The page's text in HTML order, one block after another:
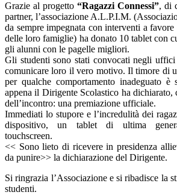
Grazie al progetto “Ragazzi Connessi”, di
partner, l’associazione A.L.P.I.M.
da sempre impegnata con interventi a
delle loro famiglie) ha donato 10 tablet con
gli alunni con le pagelle migliori.
Gli studenti sono stati convocati negli uffici
comunicare loro il vero motivo. Il timore di
per qualche comportamento inadeguato è
appena il Dirigente Scolastico ha dichiarato,
dell’incontro: una premiazione ufficiale.
Immediati lo stupore e l’incredulità dei
dispositivo, un tablet di ultima
touchscreen.
<< Sono lieto di ricevere in presidenza
da punire>> la dichiarazione del Dirigente.
Si ringrazia l’Associazione e si ribadisce la
studenti.